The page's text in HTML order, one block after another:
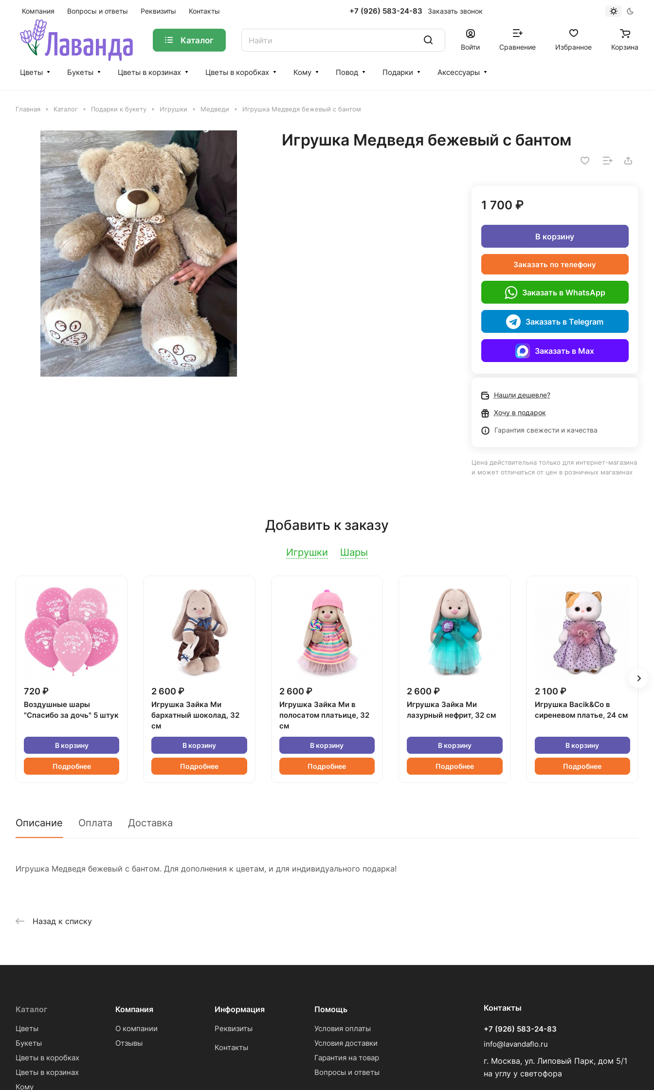
Компания Вопросы и ответы Реквизиты Контакты +7 (926) 583-24-83 Заказать звонок
Каталог
Войти Сравнение Избранное Корзина
Цветы Букеты Цветы в корзинах Цветы в коробках Кому Повод Подарки Аксессуары
Главная Каталог Подарки к букету Игрушки Медведи Игрушка Медведя бежевый с бантом
Игрушка Медведя бежевый с бантом
1 700 ₽
В корзину
Заказать по телефону
Заказать в WhatsApp
Заказать в Telegram
Заказать в Max
Нашли дешевле?
Хочу в подарок
Гарантия свежести и качества
Цена действительна только для интернет-магазина
и может отличаться от цен в розничных магазинах
Добавить к заказу
Игрушки Шары
720 ₽
Воздушные шары
"Спасибо за дочь" 5 штук
В корзину
Подробнее
2 600 ₽
Игрушка Зайка Ми
бархатный шоколад, 32
см
В корзину
Подробнее
2 600 ₽
Игрушка Зайка Ми в
полосатом платьице, 32
см
В корзину
Подробнее
2 600 ₽
Игрушка Зайка Ми
лазурный нефрит, 32 см
В корзину
Подробнее
2 100 ₽
Игрушка Bacik&Co в
сиреневом платье, 24 см
В корзину
Подробнее
Описание Оплата Доставка
Игрушка Медведя бежевый с бантом. Для дополнения к цветам, и для индивидуального подарка!
Назад к списку
Каталог
Цветы
Букеты
Цветы в коробках
Цветы в корзинах
Кому
Компания
О компании
Отзывы
Информация
Реквизиты
Контакты
Помощь
Условия оплаты
Условия доставки
Гарантия на товар
Вопросы и ответы
Контакты
+7 (926) 583-24-83
info@lavandaflo.ru
г. Москва, ул. Липовый Парк, дом 5/1
на углу у светофора